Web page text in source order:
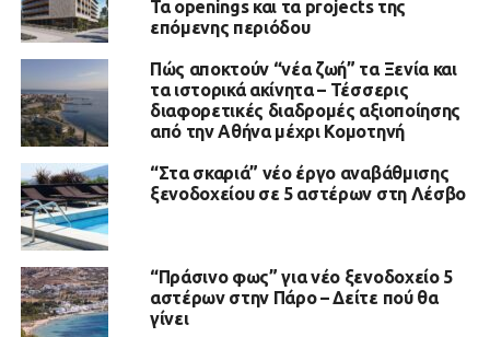
Τα openings και τα projects της
επόμενης περιόδου
Πώς αποκτούν “νέα ζωή” τα Ξενία και
τα ιστορικά ακίνητα – Τέσσερις
διαφορετικές διαδρομές αξιοποίησης
από την Αθήνα μέχρι Κομοτηνή
“Στα σκαριά” νέο έργο αναβάθμισης
ξενοδοχείου σε 5 αστέρων στη Λέσβο
“Πράσινο φως” για νέο ξενοδοχείο 5
αστέρων στην Πάρο – Δείτε πού θα
γίνει